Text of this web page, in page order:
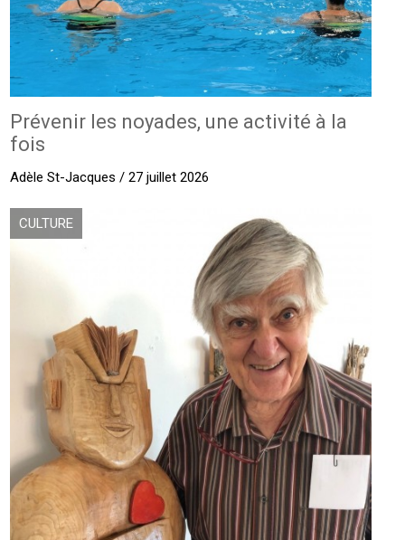
Prévenir les noyades, une activité à la
fois
Adèle St-Jacques / 27 juillet 2026
CULTURE